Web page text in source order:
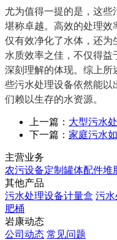
尤为值得一提的是，这
堪称卓越。高效的处理
仅有效净化了水体，还
水质效率之佳，不仅得
深刻理解的体现。综上
些污水处理设备依然能
们赖以生存的水资源。
上一篇： 大型污水
下一篇： 家庭污水
主营业务
农污设备定制 罐体配件堆
其他产品
污水处理设备计量盒 污水
肥桶
岩康动态
公司动态 常见问题